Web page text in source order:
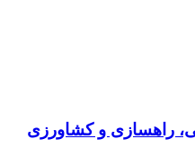
راهسازی و کشاورزی